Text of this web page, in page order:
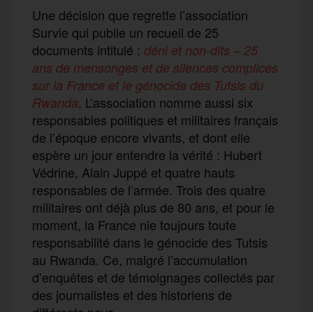
Une décision que regrette l’association
Survie qui publie un recueil de 25
documents intitulé : déni et non-dits – 25
ans de mensonges et de silences complices
sur la France et le génocide des Tutsis du
Rwanda. L’association nomme aussi six
responsables politiques et militaires français
de l’époque encore vivants, et dont elle
espère un jour entendre la vérité : Hubert
Védrine, Alain Juppé et quatre hauts
responsables de l’armée. Trois des quatre
militaires ont déjà plus de 80 ans, et pour le
moment, la France nie toujours toute
responsabilité dans le génocide des Tutsis
au Rwanda. Ce, malgré l’accumulation
d’enquêtes et de témoignages collectés par
des journalistes et des historiens de